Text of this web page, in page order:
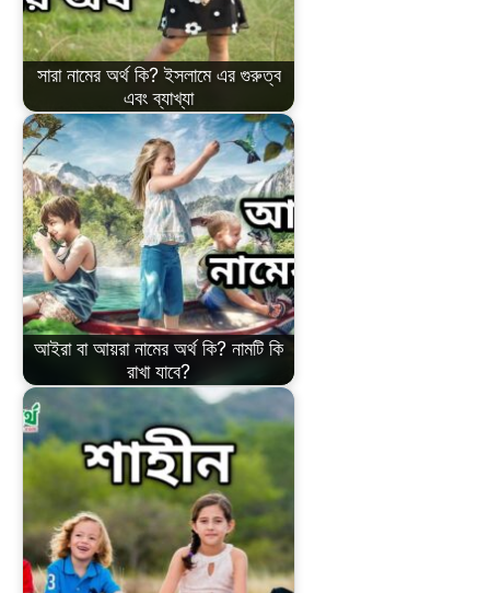
সারা নামের অর্থ কি? ইসলামে এর গুরুত্ব
এবং ব্যাখ্যা
আইরা বা আয়রা নামের অর্থ কি? নামটি কি
রাখা যাবে?